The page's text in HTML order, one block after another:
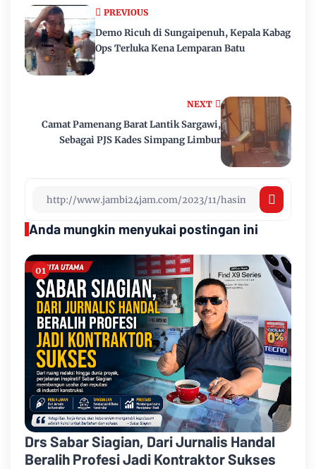
NEXT
Camat Pamenang Barat Lantik Sargawi,
Sebagai PJS Kades Simpang Limbur
PREVIOUS
Demo Ricuh di Sungaipenuh, Kepala Kabag
Ops Terluka Kena Lemparan Batu
Anda mungkin menyukai postingan ini
Drs Sabar Siagian, Dari Jurnalis Handal
Beralih Profesi Jadi Kontraktor Sukses